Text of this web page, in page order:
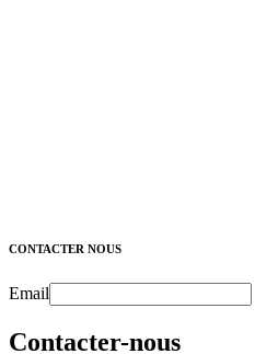
CONTACTER NOUS
Email
Contacter-nous